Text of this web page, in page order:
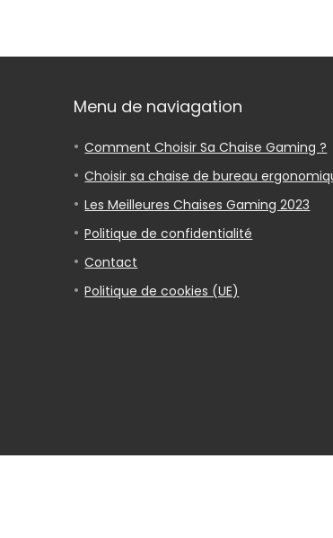
Menu de naviagation
Comment Choisir Sa Chaise Gaming ?
Choisir sa chaise de bureau
Les Meilleures Chaises Gaming 2023
Politique de confidentialité
Contact
Politique de cookies (UE)